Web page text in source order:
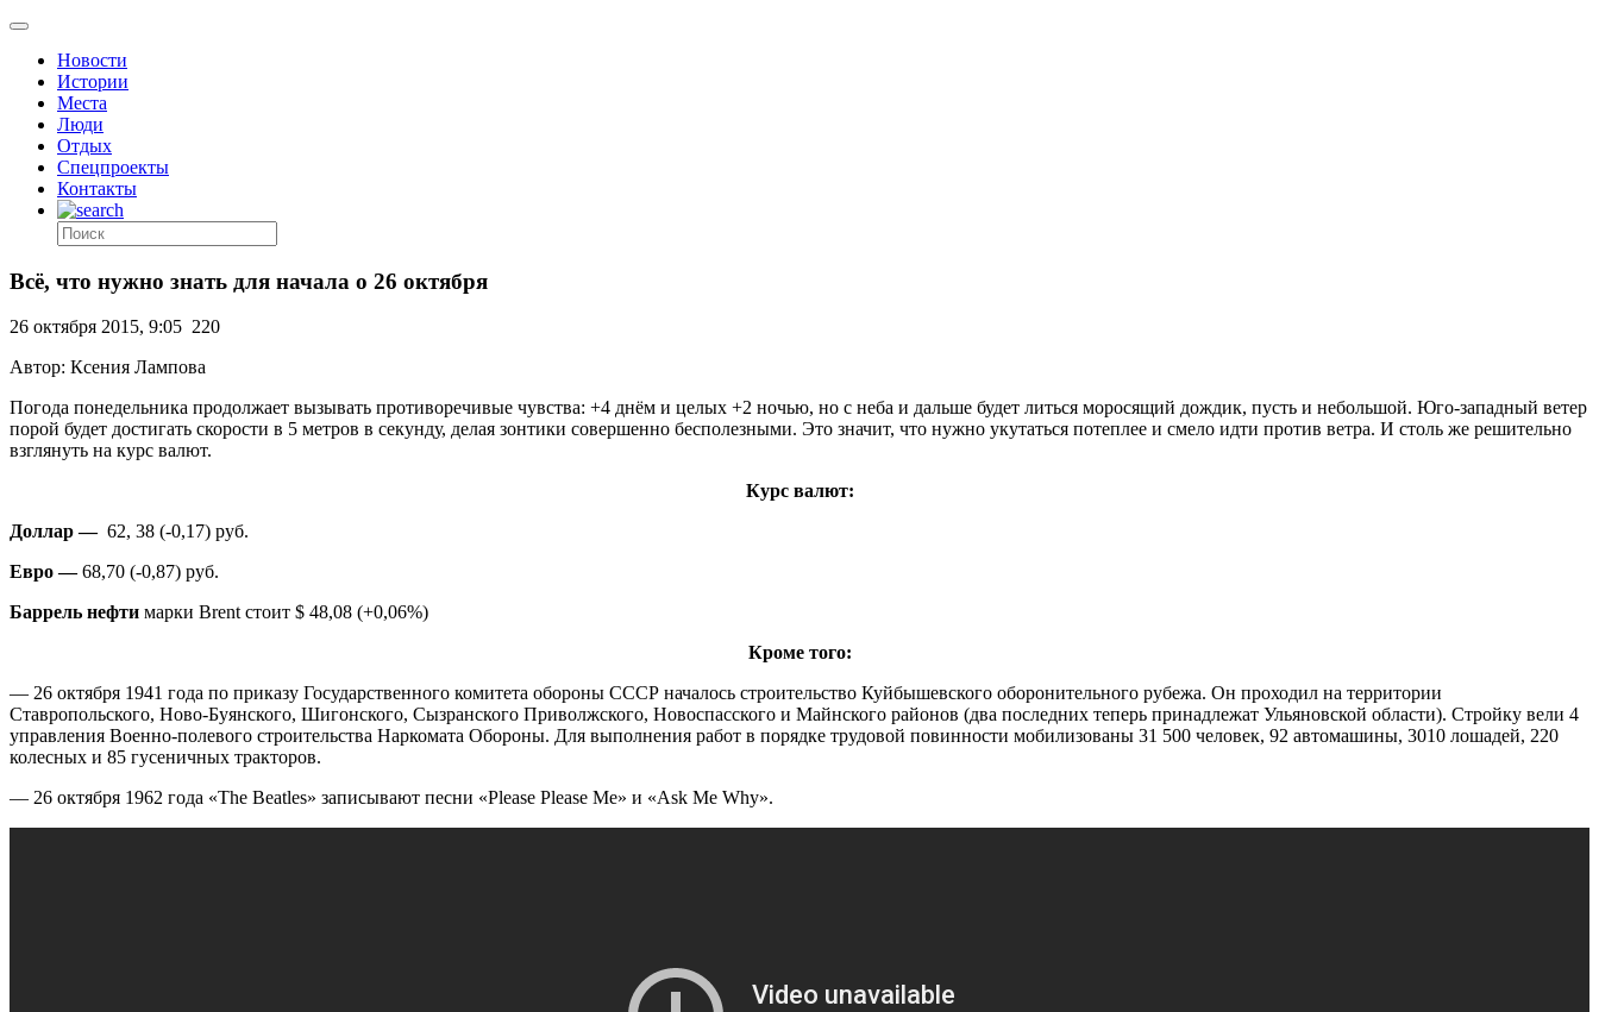
Новости
Истории
Места
Люди
Отдых
Спецпроекты
Контакты
Всё, что нужно знать для начала о 26 октября
26 октября 2015, 9:05 220
Автор: Ксения Лампова
Погода понедельника продолжает вызывать противоречивые чувства: +4 днём и целых +2 ночью, но с неба и дальше будет литься моросящий дождик, пусть и небольшой. Юго-западный ветер
порой будет достигать скорости в 5 метров в секунду, делая зонтики совершенно бесполезными. Это значит, что нужно укутаться потеплее и смело идти против ветра. И столь же решительно
взглянуть на курс валют.
Курс валют:
Доллар — 62, 38 (-0,17) руб.
Евро —68,70 (-0,87) руб.
Баррель нефти марки Brent стоит $ 48,08 (+0,06%)
Кроме того:
— 26 октября 1941 года по приказу Государственного комитета обороны СССР началось строительство Куйбышевского оборонительного рубежа. Он проходил на территории
Ставропольского, Ново-Буянского, Шигонского, Сызранского Приволжского, Новоспасского и Майнского районов (два последних теперь принадлежат Ульяновской области). Стройку вели 4
управления Военно-полевого строительства Наркомата Обороны. Для выполнения работ в порядке трудовой повинности мобилизованы 31 500 человек, 92 автомашины, 3010 лошадей, 220
колесных и 85 гусеничных тракторов.
— 26 октября 1962 года «The Beatles» записывают песни «Please Please Me» и «Ask Me Why».